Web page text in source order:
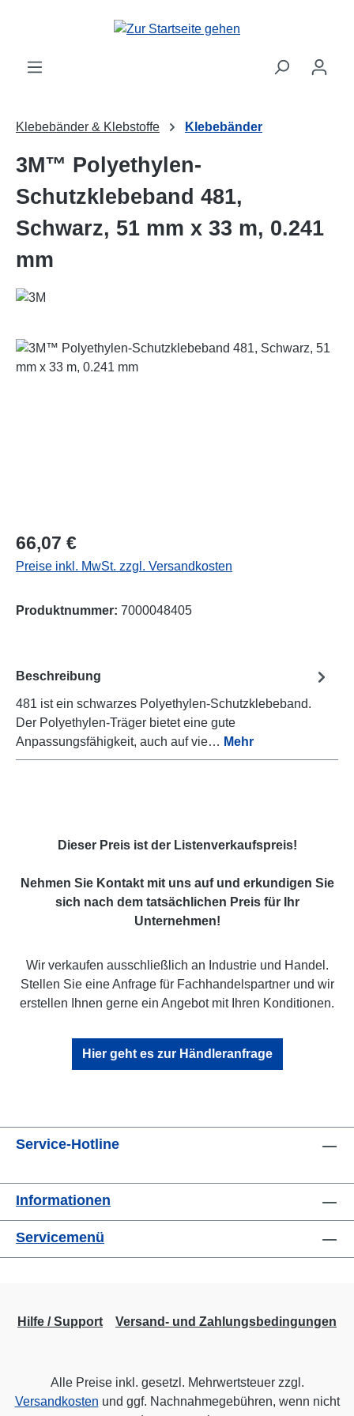
Zum Hauptinhalt springen
Klebebänder & Klebstoffe Klebebänder
3M™ Polyethylen-
Schutzklebeband 481,
Schwarz, 51 mm x 33 m, 0.241
mm
Bildergalerie überspringen
Regulärer Preis:
66,07 €
Preise inkl. MwSt. zzgl. Versandkosten
Produktnummer: 7000048405
Beschreibung
481 ist ein schwarzes Polyethylen-Schutzklebeband.
Der Polyethylen-Träger bietet eine gute
Anpassungsfähigkeit, auch auf vie… Mehr
Dieser Preis ist der Listenverkaufspreis!
Nehmen Sie Kontakt mit uns auf und erkundigen Sie
sich nach dem tatsächlichen Preis für Ihr
Unternehmen!
Wir verkaufen ausschließlich an Industrie und Handel.
Stellen Sie eine Anfrage für Fachhandelspartner und wir
erstellen Ihnen gerne ein Angebot mit Ihren Konditionen.
Hier geht es zur Händleranfrage
Service-Hotline
Informationen
Servicemenü
Hilfe / Support Versand- und Zahlungsbedingungen
Alle Preise inkl. gesetzl. Mehrwertsteuer zzgl.
Versandkosten und ggf. Nachnahmegebühren, wenn nicht